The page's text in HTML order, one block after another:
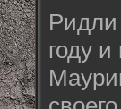
Ридли
году